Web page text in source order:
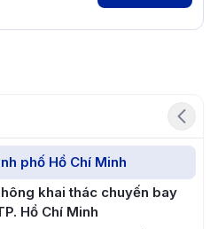
phố Hồ Chí Minh
khai thác chuyến bay
Hồ Chí Minh